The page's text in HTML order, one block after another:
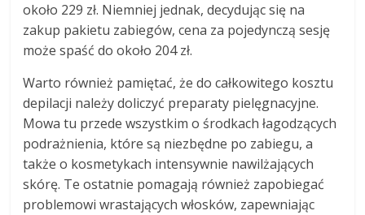
około 229 zł. Niemniej jednak, decydując się na
zakup pakietu zabiegów, cena za pojedynczą sesję
może spaść do około 204 zł.
Warto również pamiętać, że do całkowitego kosztu
depilacji należy doliczyć preparaty pielęgnacyjne.
Mowa tu przede wszystkim o środkach łagodzących
podrażnienia, które są niezbędne po zabiegu, a
także o kosmetykach intensywnie nawilżających
skórę. Te ostatnie pomagają również zapobiegać
problemowi wrastających włosków, zapewniając